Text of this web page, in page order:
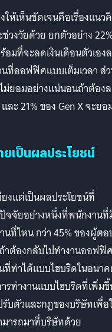
ห้เห็นชัดเจนคือเรื่องแนว
งวัยด้วย ยกตัวอย่าง
มที่จะลดเงินเดือนตัวเอง
นที่ออฟฟิศแบบเต็มเวลา ส่
ม่ยอมอย่างแน่นอนถ้าต้อง
ะ 21% ของ Gen X จะยอ
เป็นผลประโยชน์
งแต่เป็นผลประโยชน์ที่
จจัยอย่างหนึ่งที่พนักงาน
นที่ไหน กว่า 45% ของผู้ต
าต้องกลับไปทำงานออฟฟิ
ที่ทำได้แบบไฮบริดในอนา
รทำงานแบบไฮบริดที่เพิ่ม
บตัวและกฎของบริษัทเพื่อ
ารถมาที่บริษัทด้วย